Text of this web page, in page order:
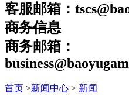
客服邮箱：
商务信息
商务邮箱：
首页 >新闻中心 > 新闻